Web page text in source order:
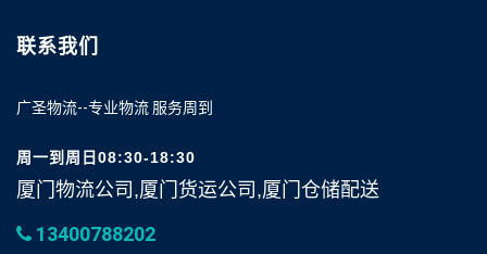
联系我们
广圣物流--专业物流 服务周到
周一到周日08:30-18:30
厦门物流公司,厦门货运公司,厦门仓储配送
13400788202